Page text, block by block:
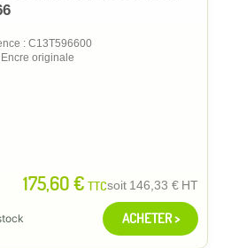
: C13T596600
Encre originale
175,60 € TTCsoit 146,33 € HT
ACHETER >